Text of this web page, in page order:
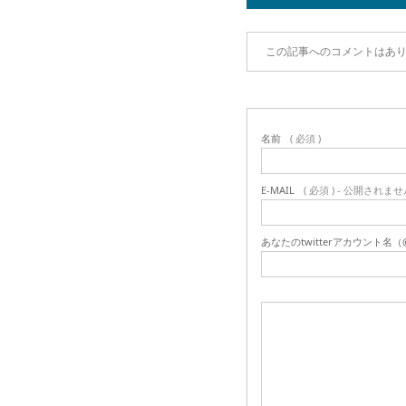
この記事へのコメントはあり
名前 ( 必須 )
E-MAIL ( 必須 ) - 公開されませ
あなたのtwitterアカウント名（